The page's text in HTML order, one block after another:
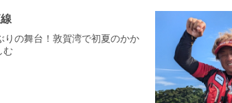
りの舞台！敦賀湾で初夏のかか
む